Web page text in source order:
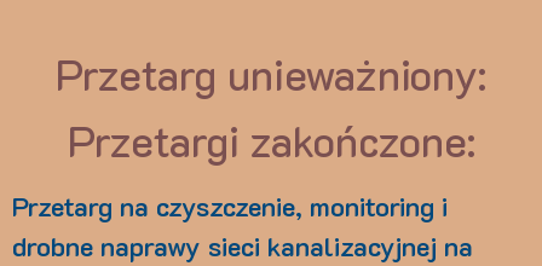
Przetarg unieważniony:
Przetargi zakończone:
Przetarg na czyszczenie, monitoring i
drobne naprawy sieci kanalizacyjnej na